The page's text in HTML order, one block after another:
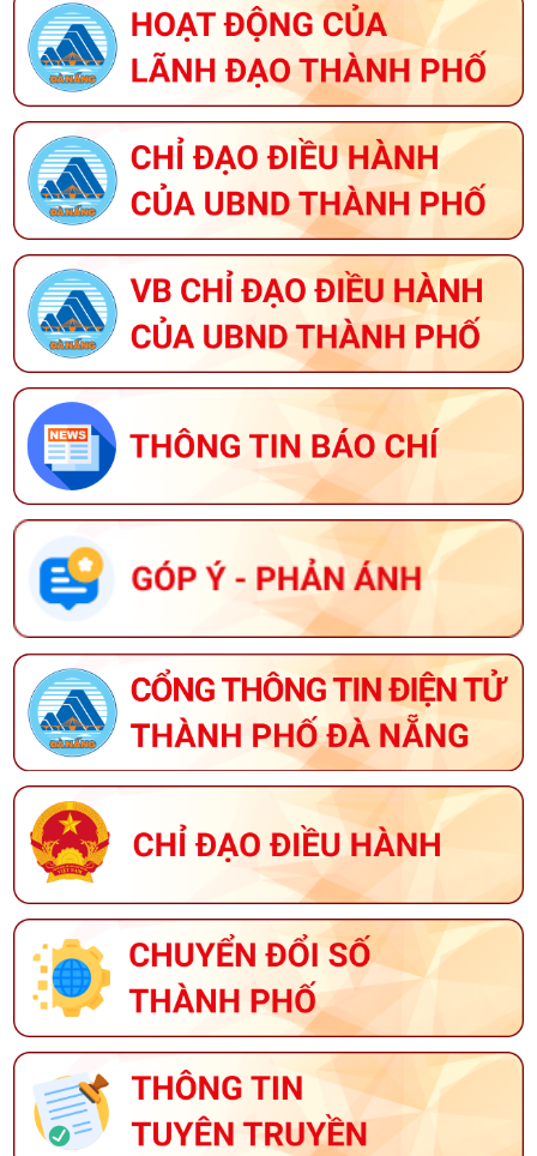
THÔNG BÁO HỘI THI SẢN PHẨM THỦ CÔNG MỸ
NGHỆ VIỆT NAM NĂM 2026
KẾ HOẠCH TỔ CHỨC GIẢI BÁO CHÍ VỀ XÂY DỰNG
ĐẢNG (GIẢI BÚA LIỀM VÀNG) THÀNH PHỐ ĐÀ NẴNG
NĂM 2026
THÔNG BÁO VỀ VIỆC TUYỂN DỤNG LAO ĐỘNG HỢP
ĐỒNG LÀM VIỆC TẠI TRUNG TÂM CUNG ỨNG DỊCH
VỤ SỰ NGHIỆP CÔNG PHƯỜNG HÒA CƯỜNG
THÔNG BÁO VỀ VIỆC ĐĂNG KÝ THAM GIA CHƯƠNG
TRÌNH OCOP NĂM 2026